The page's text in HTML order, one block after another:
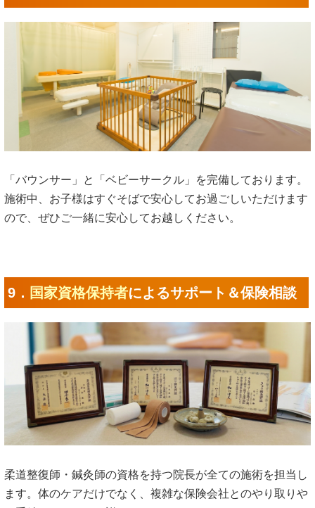
「バウンサー」と「ベビーサークル」を完備しております。
施術中、お子様はすぐそばで安心してお過ごしいただけます
ので、ぜひご一緒に安心してお越しください。
9． 国家資格保持者によるサポート＆保険相談
柔道整復師・鍼灸師の資格を持つ院長が全ての施術を担当し
ます。体のケアだけでなく、複雑な保険会社とのやり取りや